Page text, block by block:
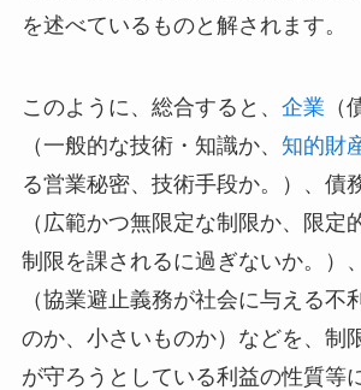
を述べているものと解されます。
このように、総合すると、 企業 （
（一般的な技術・知識か、 知的財
る営業秘密、技術手段か。）、債
（広範かつ無限定な制限か、限定
制限を課されるに過ぎないか。）
（協業避止義務が社会に与える不
のか、小さいものか）などを、制
が守ろうとしている利益の性質等